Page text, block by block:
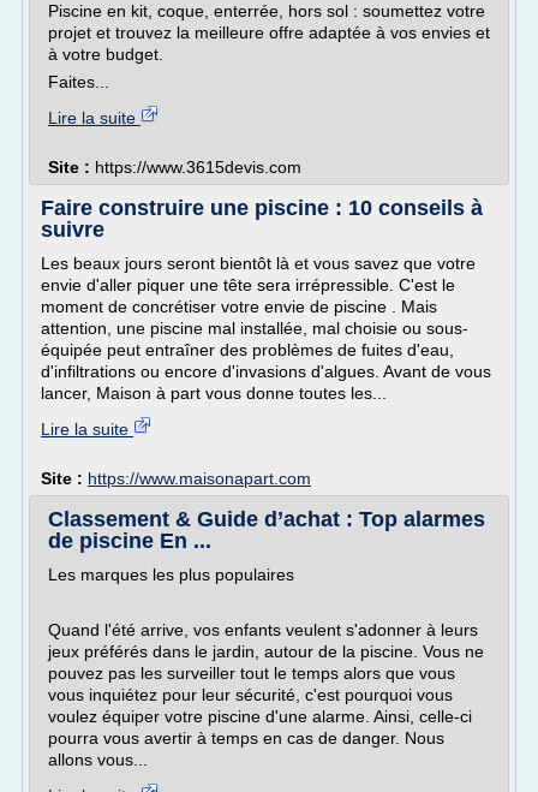
Piscine en kit, coque, enterrée, hors sol : soumettez votre
projet et trouvez la meilleure offre adaptée à vos envies et
à votre budget.
Faites...
Lire la suite
Site : https://www.3615devis.com
Faire construire une piscine : 10 conseils à
suivre
Les beaux jours seront bientôt là et vous savez que votre
envie d'aller piquer une tête sera irrépressible. C'est le
moment de concrétiser votre envie de piscine . Mais
attention, une piscine mal installée, mal choisie ou sous-
équipée peut entraîner des problèmes de fuites d'eau,
d'infiltrations ou encore d'invasions d'algues. Avant de vous
lancer, Maison à part vous donne toutes les...
Lire la suite
Site : https://www.maisonapart.com
Classement & Guide d’achat : Top alarmes
de piscine En ...
Les marques les plus populaires
Quand l'été arrive, vos enfants veulent s'adonner à leurs
jeux préférés dans le jardin, autour de la piscine. Vous ne
pouvez pas les surveiller tout le temps alors que vous
vous inquiétez pour leur sécurité, c'est pourquoi vous
voulez équiper votre piscine d'une alarme. Ainsi, celle-ci
pourra vous avertir à temps en cas de danger. Nous
allons vous...